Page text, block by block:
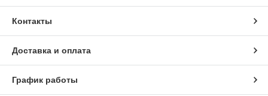
Контакты
Доставка и оплата
График работы